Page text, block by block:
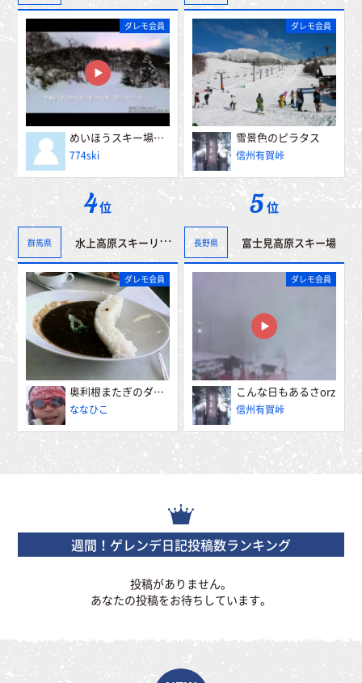
ダレモ会員
めいほうスキー場 α５００山頂～第一レストハウス
774ski
ダレモ会員
雪景色のピラタス
信州有賀峠
4位
群馬県 水上高原スキーリゾート
ダレモ会員
奥利根またぎのダムカレー
ななひこ
5位
長野県 富士見高原スキー場
ダレモ会員
こんな日もあるさorz
信州有賀峠
週間！ゲレンデ日記投稿数ランキング
投稿がありません。
あなたの投稿をお待ちしています。